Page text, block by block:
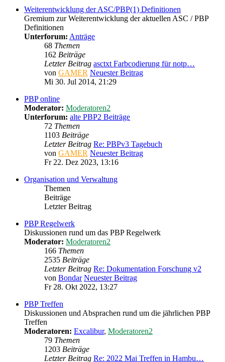
Weiterentwicklung der ASC/PBP(1) Definitionen
Gremium zur Weiterentwicklung der aktuellen ASC / PBP
Definitionen
Unterforum: Anträge
68 Themen
162 Beiträge
Letzter Beitrag asctxt Farbcodierung für notp…
von GAMER Neuester Beitrag
Mi 30. Jul 2014, 21:29
PBP online
Moderator: Moderatoren2
Unterforum: alte PBP2 Beiträge
72 Themen
1103 Beiträge
Letzter Beitrag Re: PBPv3 Tagebuch
von GAMER Neuester Beitrag
Fr 22. Dez 2023, 13:16
Organisation und Verwaltung
Themen
Beiträge
Letzter Beitrag
PBP Regelwerk
Diskussionen rund um das PBP Regelwerk
Moderator: Moderatoren2
166 Themen
2535 Beiträge
Letzter Beitrag Re: Dokumentation Forschung v2
von Bondar Neuester Beitrag
Fr 28. Okt 2022, 13:27
PBP Treffen
Diskussionen und Absprachen rund um die jährlichen PBP
Treffen
Moderatoren: Excalibur, Moderatoren2
79 Themen
1203 Beiträge
Letzter Beitrag Re: 2022 Mai Treffen in Hambu…